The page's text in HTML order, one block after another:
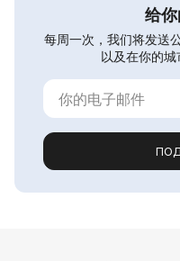
给你
每周一次，我们将发送
以及在你的城